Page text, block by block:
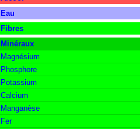
Eau
Fibres
Minéraux
Magnésium
Phosphore
Potassium
Calcium
Manganèse
Fer